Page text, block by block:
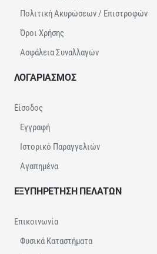
Πολιτική Ακυρώσεων / Επιστροφών
Όροι Χρήσης
Ασφάλεια Συναλλαγών
ΛΟΓΑΡΙΑΣΜΟΣ
Είσοδος
Εγγραφή
Ιστορικό Παραγγελιών
Αγαπημένα
ΕΞΥΠΗΡΕΤΗΣΗ ΠΕΛΑΤΩΝ
Επικοινωνία
Φυσικά Καταστήματα